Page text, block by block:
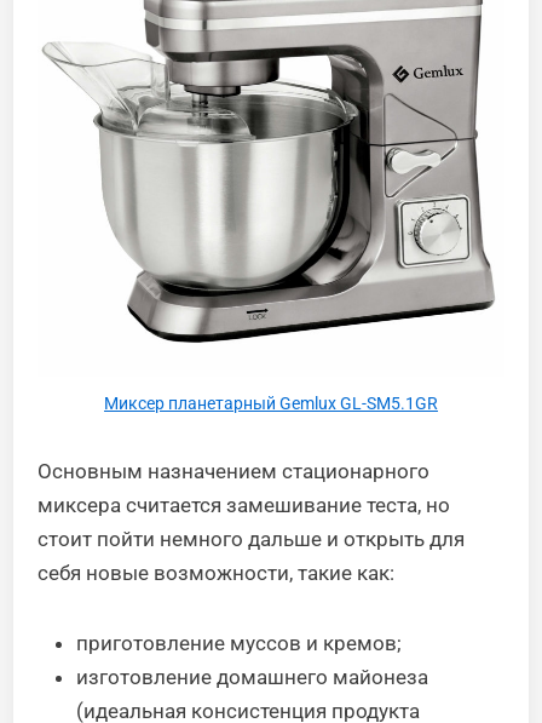
Миксер планетарный Gemlux GL-SM5.1GR
Основным назначением стационарного
миксера считается замешивание теста, но
стоит пойти немного дальше и открыть для
себя новые возможности, такие как:
приготовление муссов и кремов;
изготовление домашнего майонеза
(идеальная консистенция продукта